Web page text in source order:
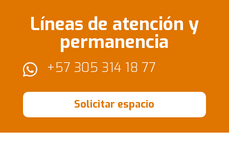
Líneas de atención y
permanencia
 +57 305 314 18 77
Solicitar espacio